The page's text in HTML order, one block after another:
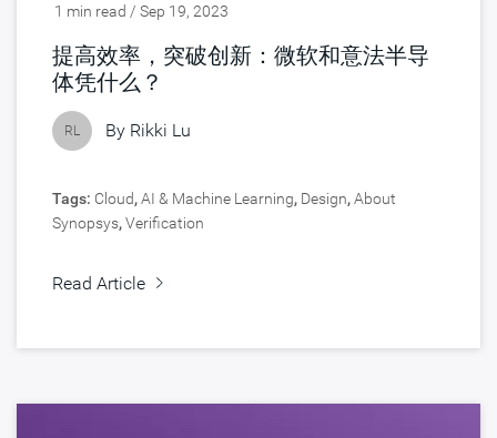
1 min read / Sep 19, 2023
提高效率，突破创新：微软和意法半导
体凭什么？
RL By Rikki Lu
Tags: Cloud,AI & Machine Learning, Design,About
Synopsys,Verification
Read Article